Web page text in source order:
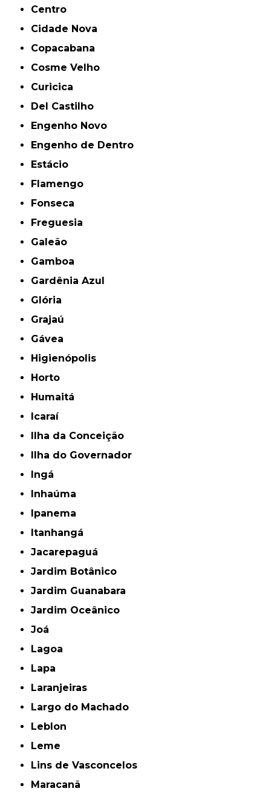
Centro
Cidade Nova
Copacabana
Cosme Velho
Curicica
Del Castilho
Engenho Novo
Engenho de Dentro
Estácio
Flamengo
Fonseca
Freguesia
Galeão
Gamboa
Gardênia Azul
Glória
Grajaú
Gávea
Higienópolis
Horto
Humaitá
Icaraí
Ilha da Conceição
Ilha do Governador
Ingá
Inhaúma
Ipanema
Itanhangá
Jacarepaguá
Jardim Botânico
Jardim Guanabara
Jardim Oceânico
Joá
Lagoa
Lapa
Laranjeiras
Largo do Machado
Leblon
Leme
Lins de Vasconcelos
Maracanã